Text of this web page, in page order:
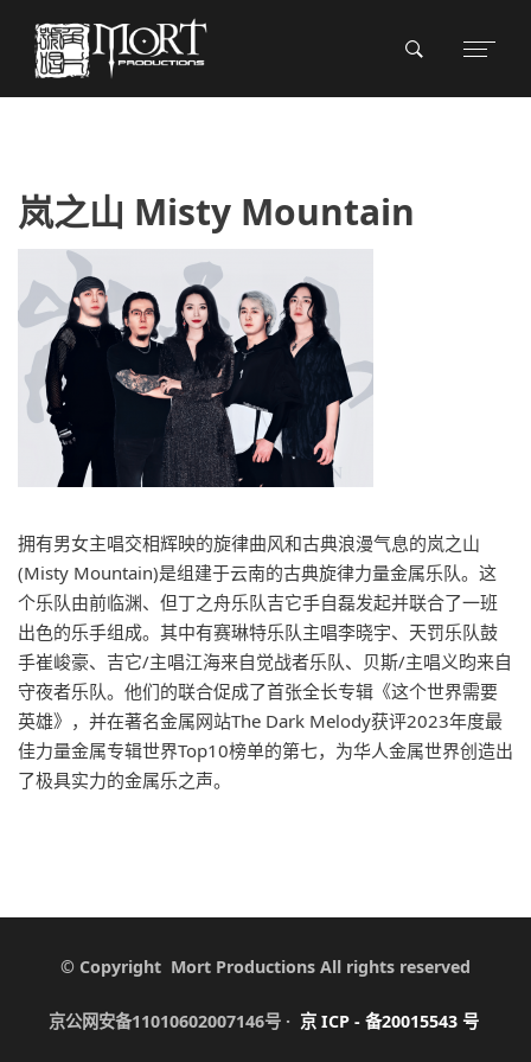
岚之山 Misty Mountain
拥有男女主唱交相辉映的旋律曲风和古典浪漫气息的岚之山
(Misty Mountain)是组建于云南的古典旋律力量金属乐队。这
个乐队由前临渊、但丁之舟乐队吉它手自磊发起并联合了一班
出色的乐手组成。其中有赛琳特乐队主唱李晓宇、天罚乐队鼓
手崔峻豪、吉它/主唱江海来自觉战者乐队、贝斯/主唱义昀来自
守夜者乐队。他们的联合促成了首张全长专辑《这个世界需要
英雄》，并在著名金属网站The Dark Melody获评2023年度最
佳力量金属专辑世界Top10榜单的第七，为华人金属世界创造出
了极具实力的金属乐之声。
© Copyright Mort Productions All rights reserved
京公网安备11010602007146号 · 京ICP - 备20015543 号